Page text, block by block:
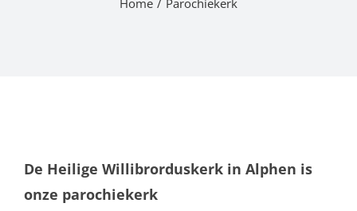
Home Parochiekerk
De Heilige Willibrorduskerk in Alphen is
onze parochiekerk